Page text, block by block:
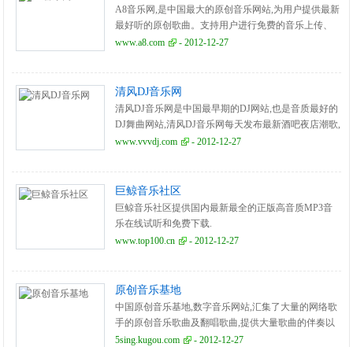
A8音乐网,是中国最大的原创音乐网站,为用户提供最新
最好听的原创歌曲。支持用户进行免费的音乐上传、
音乐分享、互动交流、歌曲免费下载等服务。
www.a8.com - 2012-12-27
清风DJ音乐网
清风DJ音乐网是中国最早期的DJ网站,也是音质最好的
DJ舞曲网站,清风DJ音乐网每天发布最新酒吧夜店潮歌,
同步全球最新DJ歌曲。
www.vvvdj.com - 2012-12-27
巨鲸音乐社区
巨鲸音乐社区提供国内最新最全的正版高音质MP3音
乐在线试听和免费下载.
www.top100.cn
- 2012-12-27
原创音乐基地
中国原创音乐基地,数字音乐网站,汇集了大量的网络歌
手的原创音乐歌曲及翻唱歌曲,提供大量歌曲的伴奏以
及歌词免费下载,将喜爱的音乐或者歌曲作为手机彩铃
5sing.kugou.com - 2012-12-27